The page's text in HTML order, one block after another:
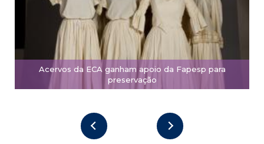
Acervos da ECA ganham apoio da Fapesp para
preservação